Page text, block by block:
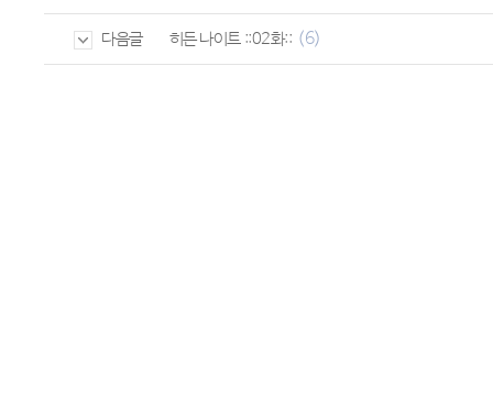
다음글 히든 나이트 ::02화:: (6)